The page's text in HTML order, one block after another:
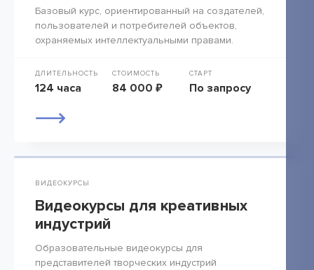
Базовый курс, ориентированный на создателей,
пользователей и потребителей объектов,
охраняемых интеллектуальными правами.
ДЛИТЕЛЬНОСТЬ
124 часа
СТОИМОСТЬ
84 000 ₽
СТАРТ
По запросу
ВИДЕОКУРСЫ
Видеокурсы для креативных
индустрий
Образовательные видеокурсы для
представителей творческих индустрий